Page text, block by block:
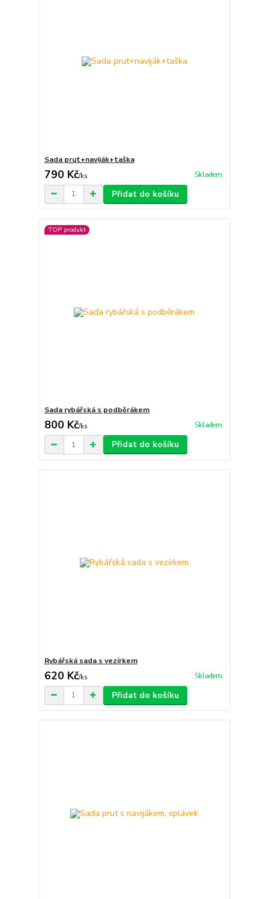
Sada prut+naviják+taška
790 Kč/ks Skladem
Přidat do košíku
TOP produkt
Sada rybářská s podběrákem
800 Kč/ks Skladem
Přidat do košíku
Rybářská sada s vezírkem
620 Kč/ks Skladem
Přidat do košíku